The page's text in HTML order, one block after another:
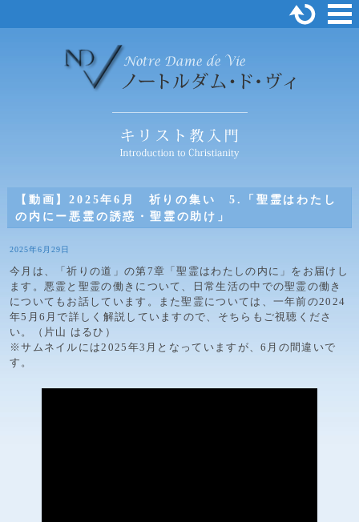
【動画】2025年6月 祈りの集い 5.「聖霊はわたし
の内にー悪霊の誘惑・聖霊の助け」
2025年6月29日
今月は、「祈りの道」の第7章「聖霊はわたしの内に」をお届けし
ます。悪霊と聖霊の働きについて、日常生活の中での聖霊の働き
についてもお話しています。また聖霊については、一年前の2024
年5月6月で詳しく解説していますので、そちらもご視聴くださ
い。（片山 はるひ）
※サムネイルには2025年3月となっていますが、6月の間違いで
す。